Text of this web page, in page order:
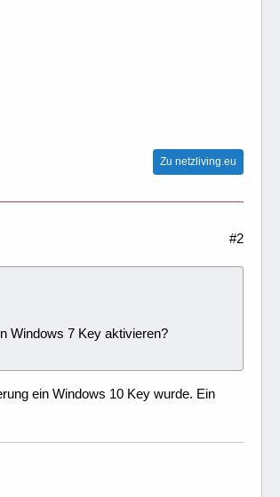
Zu netzliving.eu
#2
Windows 7 Key aktivieren?
ein Windows 10 Key wurde. Ein